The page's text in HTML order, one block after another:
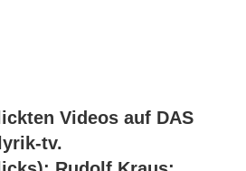
Videos auf DAS
tv.